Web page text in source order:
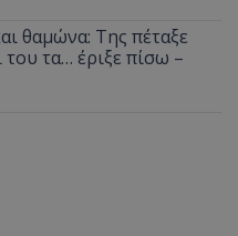
θαμώνα: Της πέταξε
τα… έριξε πίσω –